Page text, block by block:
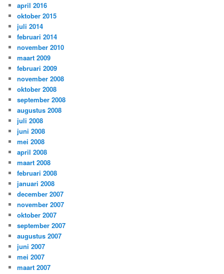
april 2016
oktober 2015
juli 2014
februari 2014
november 2010
maart 2009
februari 2009
november 2008
oktober 2008
september 2008
augustus 2008
juli 2008
juni 2008
mei 2008
april 2008
maart 2008
februari 2008
januari 2008
december 2007
november 2007
oktober 2007
september 2007
augustus 2007
juni 2007
mei 2007
maart 2007